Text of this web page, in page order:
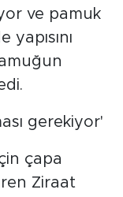
ve pamuk
yapısını
gerekiyor'
çapa
Ziraat